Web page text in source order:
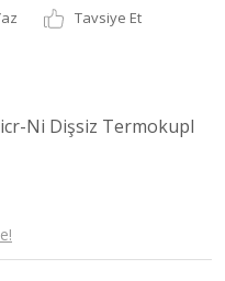
Tavsiye Et
Ni Dişsiz Termokupl